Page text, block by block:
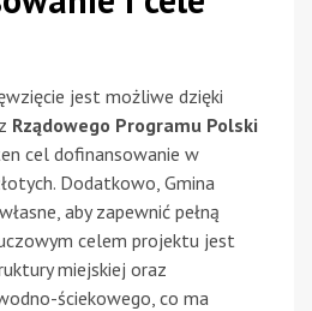
jest możliwe dzięki
Rządowego Programu Polski
cel dofinansowanie w
Dodatkowo, Gmina
aby zapewnić pełną
celem projektu jest
miejskiej oraz
ściekowego, co ma